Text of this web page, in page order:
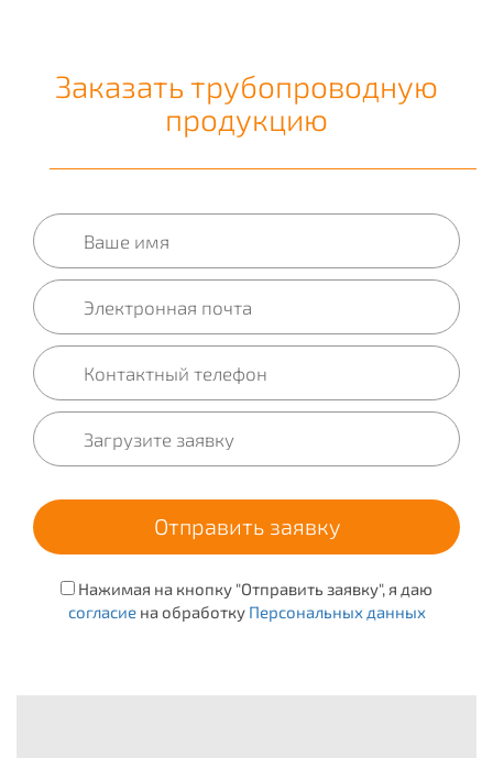
Заказать трубопроводную
продукцию
Нажимая на кнопку "Отправить заявку", я даю
согласиена обработку Персональных данных